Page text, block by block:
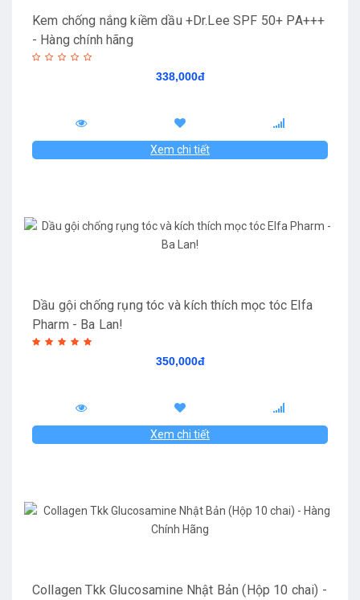
Kem chống nắng kiềm dầu +Dr.Lee SPF 50+ PA+++
- Hàng chính hãng
338,000đ
Xem chi tiết
Dầu gội chống rụng tóc và kích thích mọc tóc Elfa
Pharm - Ba Lan!
350,000đ
Xem chi tiết
Collagen Tkk Glucosamine Nhật Bản (Hộp 10 chai) -